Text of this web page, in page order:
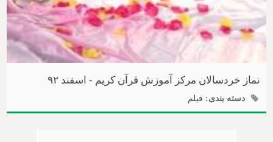
نماز خردسالان مرکز آموزش قرآن کریم - اسفند ۹۲
دسته بندی: فیلم